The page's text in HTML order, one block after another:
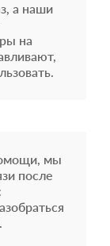
а наши
на
мы
после